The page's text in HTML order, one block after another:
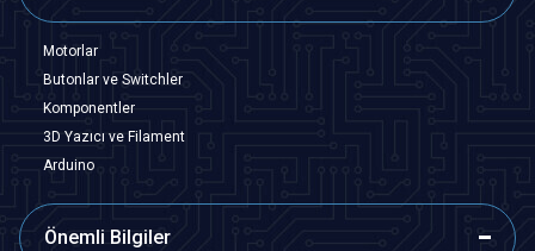
Motorlar
Butonlar ve Switchler
Komponentler
3D Yazıcı ve Filament
Arduino
Önemli Bilgiler